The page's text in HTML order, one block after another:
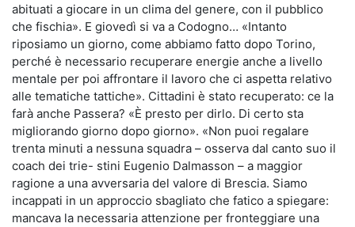
abituati a giocare in un clima del genere, con il pubblico
che fischia». E giovedì si va a Codogno… «Intanto
riposiamo un giorno, come abbiamo fatto dopo Torino,
perché è necessario recuperare energie anche a livello
mentale per poi affrontare il lavoro che ci aspetta relativo
alle tematiche tattiche». Cittadini è stato recuperato: ce la
farà anche Passera? «È presto per dirlo. Di certo sta
migliorando giorno dopo giorno». «Non puoi regalare
trenta minuti a nessuna squadra – osserva dal canto suo il
coach dei trie- stini Eugenio Dalmasson – a maggior
ragione a una avversaria del valore di Brescia. Siamo
incappati in un approccio sbagliato che fatico a spiegare:
mancava la necessaria attenzione per fronteggiare una